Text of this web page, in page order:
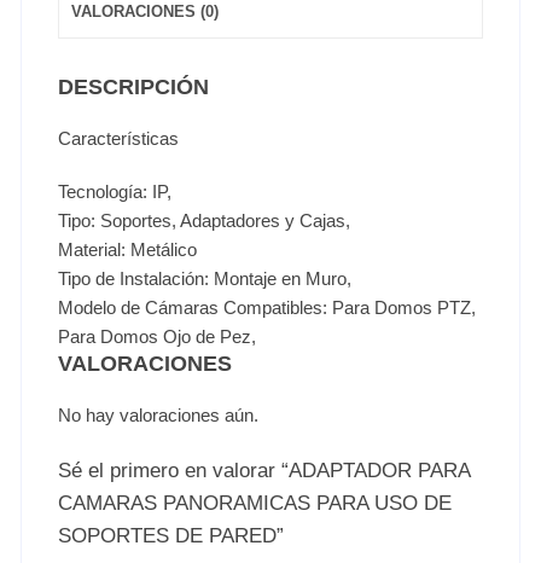
VALORACIONES (0)
DESCRIPCIÓN
Características
Tecnología: IP,
Tipo: Soportes, Adaptadores y Cajas,
Material: Metálico
Tipo de Instalación: Montaje en Muro,
Modelo de Cámaras Compatibles: Para Domos PTZ,
Para Domos Ojo de Pez,
VALORACIONES
No hay valoraciones aún.
Sé el primero en valorar “ADAPTADOR PARA
CAMARAS PANORAMICAS PARA USO DE
SOPORTES DE PARED”